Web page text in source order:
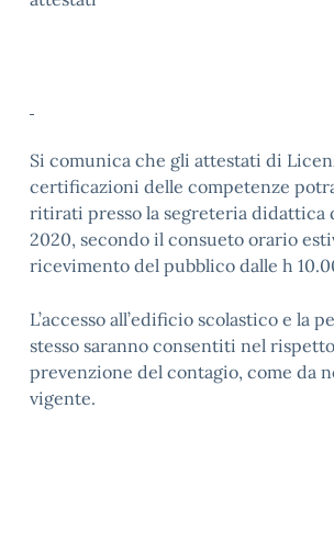
Si comunica che gli attestati di
certificazioni delle competenze
ritirati presso la segreteria didattica
2020, secondo il consueto orario
ricevimento del pubblico dalle h
L’accesso all’edificio scolastico e la
stesso saranno consentiti nel
prevenzione del contagio, come da
vigente.